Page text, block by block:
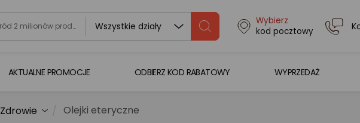
Wszystkie działy
Wybierz
kod pocztowy
AKTUALNE PROMOCJE ODBIERZ KOD RABATOWY WYPRZEDAŻ
Zdrowie Olejki eteryczne